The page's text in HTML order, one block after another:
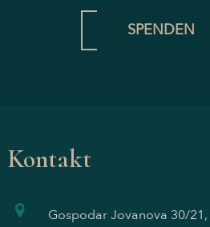
SPENDEN
Kontakt
Gospodar Jovanova 30/